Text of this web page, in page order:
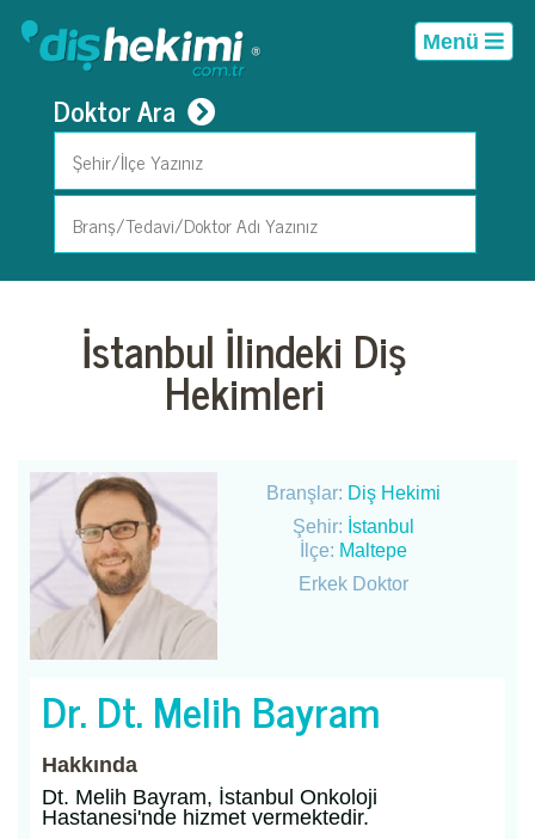
Menü
Doktor Ara
İstanbul İlindeki Diş
Hekimleri
Branşlar: Diş Hekimi
Şehir: İstanbul
İlçe: Maltepe
Erkek Doktor
Dr. Dt. Melih Bayram
Hakkında
Dt. Melih Bayram, İstanbul Onkoloji
Hastanesi'nde hizmet vermektedir.